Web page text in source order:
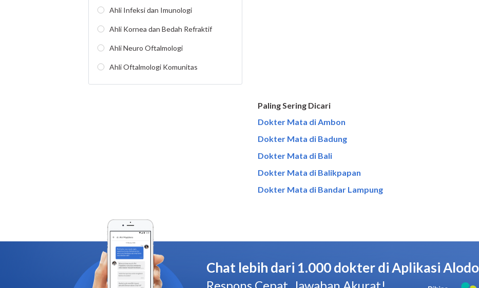
Paling Sering Dicari
Dokter Mata di Ambon
Dokter Mata di Badung
Dokter Mata di Bali
Dokter Mata di Balikpapan
Dokter Mata di Bandar Lampung